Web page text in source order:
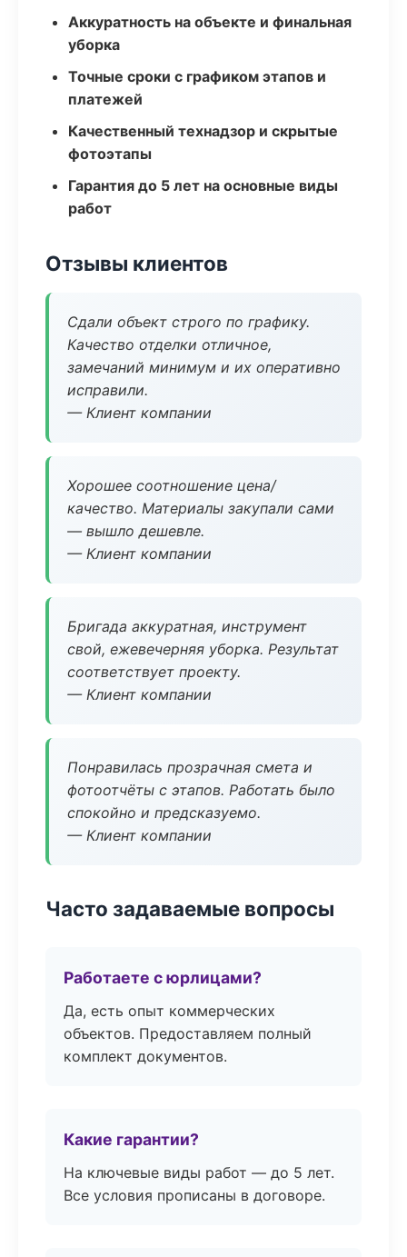
Аккуратность на объекте и финальная
уборка
Точные сроки с графиком этапов и
платежей
Качественный технадзор и скрытые
фотоэтапы
Гарантия до 5 лет на основные виды
работ
Отзывы клиентов
Сдали объект строго по графику.
Качество отделки отличное,
замечаний минимум и их оперативно
исправили.
— Клиент компании
Хорошее соотношение цена/
качество. Материалы закупали сами
— вышло дешевле.
— Клиент компании
Бригада аккуратная, инструмент
свой, ежевечерняя уборка. Результат
соответствует проекту.
— Клиент компании
Понравилась прозрачная смета и
фотоотчёты с этапов. Работать было
спокойно и предсказуемо.
— Клиент компании
Часто задаваемые вопросы
Работаете с юрлицами?
Да, есть опыт коммерческих
объектов. Предоставляем полный
комплект документов.
Какие гарантии?
На ключевые виды работ — до 5 лет.
Все условия прописаны в договоре.